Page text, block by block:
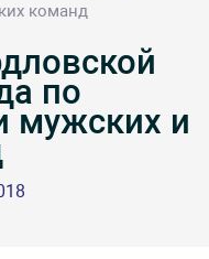
команд
по
мужских и